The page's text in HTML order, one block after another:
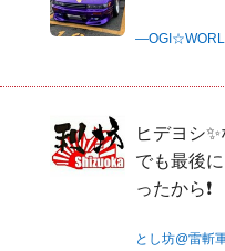
ヒデヨシ
でも最後
ったから❗
とし坊@雷斬